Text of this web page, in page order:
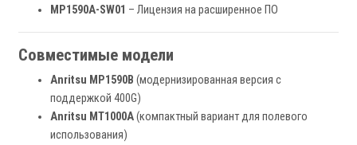
MP1590A-SW01 – Лицензия на расширенное ПО
Совместимые модели
Anritsu MP1590B (модернизированная версия с
поддержкой 400G)
Anritsu MT1000A(компактный вариант для полевого
использования)